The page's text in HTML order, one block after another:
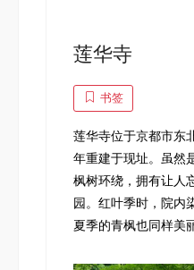
莲华寺
书签
莲华寺位于京都市东
年重建于现址。虽然
枫树环绕，拥有让人
园。红叶季时，院内
夏季的青枫也同样美